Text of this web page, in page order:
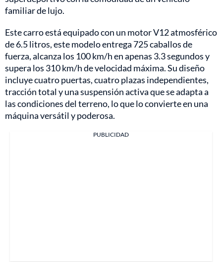
familiar de lujo.
Este carro está equipado con un motor V12 atmosférico
de 6.5 litros, este modelo entrega 725 caballos de
fuerza, alcanza los 100 km/h en apenas 3.3 segundos y
supera los 310 km/h de velocidad máxima. Su diseño
incluye cuatro puertas, cuatro plazas independientes,
tracción total y una suspensión activa que se adapta a
las condiciones del terreno, lo que lo convierte en una
máquina versátil y poderosa.
PUBLICIDAD